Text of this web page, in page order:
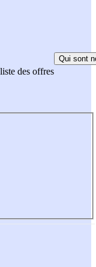
des offres
Qui sont